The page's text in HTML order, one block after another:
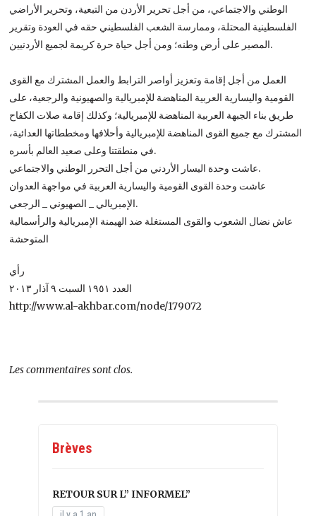
الوطني والاجتماعي، من أجل تحرير الأردن من التبعية، وتحرير الأراضي
الفلسطينية المحتلة، وممارسة الشعب الفلسطيني حقه في العودة وتقرير
المصير على أرض وطنه؛ ومن أجل حياة حرة كريمة لجميع الأردنيين.
العمل من أجل إقامة وتعزيز أواصر الترابط والعمل المشترك مع القوى
القومية واليسارية العربية المناهضة للإمبريالية والصهيونية والرجعية، على
طريق بناء الجبهة العربية المناهضة للإمبريالية؛ وكذلك إقامة صلات الكفاح
المشترك مع جميع القوى المناهضة للإمبريالية وأحلافها ومخططاتها العدائية،
في منطقتنا وعلى صعيد العالم بأسره.
عاشت وحدة اليسار الأردني من أجل التحرر الوطني والاجتماعي.
عاشت وحدة القوى القومية واليسارية العربية في مواجهة العدوان
الإمبريالي _ الصهيوني _ الرجعي.
عاش نضال الشعوب والقوى المستغلة ضد الهيمنة الإمبريالية والرأسمالية
المتوحشة
رأي
العدد ١٩٥١ السبت ٩ آذار ٢٠١٣
http://www.al-akhbar.com/node/179072
Les commentaires sont clos.
Brèves
RETOUR SUR L” INFORMEL”